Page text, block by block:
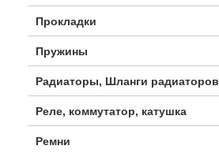
Прокладки
Пружины
Радиаторы, Шланги радиаторов
Реле, коммутатор, катушка
Ремни